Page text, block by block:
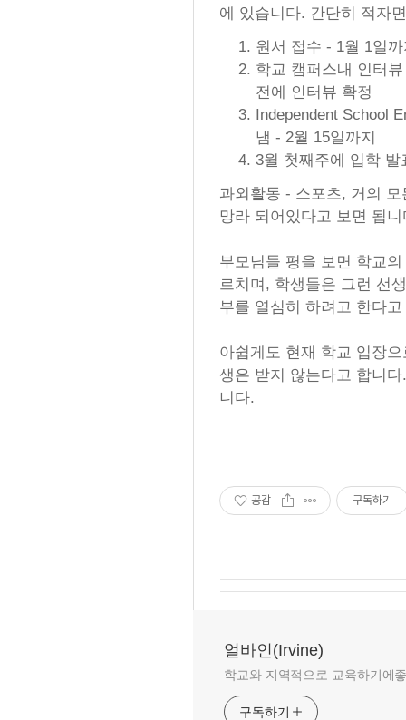
에 있습니다. 간단히 적자
원서 접수 - 1월 1일
학교 캠퍼스내 인터
전에 인터뷰 확정
Independent School
냄 - 2월 15일까지
3월 첫째주에 입학 발
과외활동 - 스포츠, 거의
망라 되어있다고 보면 됩니
부모님들 평을 보면 학교
르치며, 학생들은 그런 선
부를 열심히 하려고 한다
아쉽게도 현재 학교 입장
생은 받지 않는다고 합니
니다.
공감 구독하기
얼바인(Irvine)
학교와 지역적으로 교육하기에
구독하기